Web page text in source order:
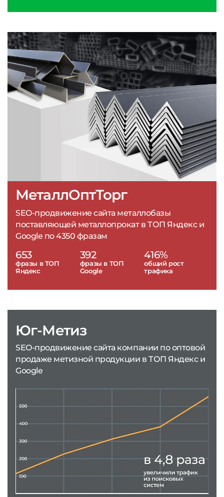
МеталлОптТорг
SEO-продвижение сайта металлобазы
поставляющей металлопрокат в ТОП Яндекс и
Google по 4350 фразам
653
фразы в ТОП
Яндекс
392
фразы в ТОП
Google
416%
общий рост
трафика
Юг-Метиз
SEO-продвижение сайта компании по оптовой
продаже метизной продукции в ТОП Яндекс и
Google